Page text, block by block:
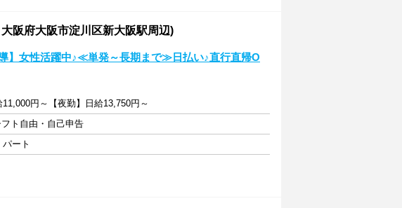
阪府大阪市淀川区新大阪駅周辺)
導】女性活躍中♪≪単発～長期まで≫日払い♪直行直帰O
11,000円～【夜勤】日給13,750円～
ト自由・自己申告
ート